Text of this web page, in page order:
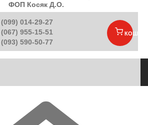
ФОП Косяк Д.О.
(099) 014-29-27
(067) 955-15-51
(093) 590-50-77
КОШИК